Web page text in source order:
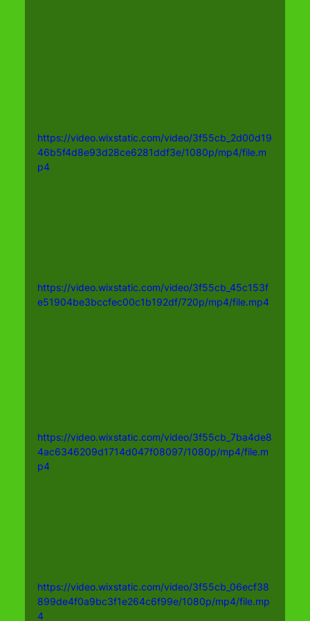
https://video.wixstatic.com/video/3f55cb_2d00d19
46b5f4d8e93d28ce6281ddf3e/1080p/mp4/file.m
p4
https://video.wixstatic.com/video/3f55cb_45c153f
e51904be3bccfec00c1b192df/720p/mp4/file.mp4
https://video.wixstatic.com/video/3f55cb_7ba4de8
4ac6346209d1714d047f08097/1080p/mp4/file.m
p4
https://video.wixstatic.com/video/3f55cb_06ecf38
899de4f0a9bc3f1e264c6f99e/1080p/mp4/file.mp
4